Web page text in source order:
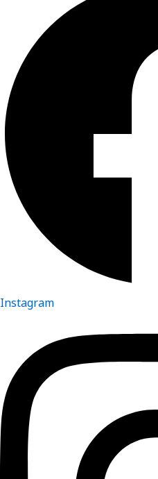
Instagram